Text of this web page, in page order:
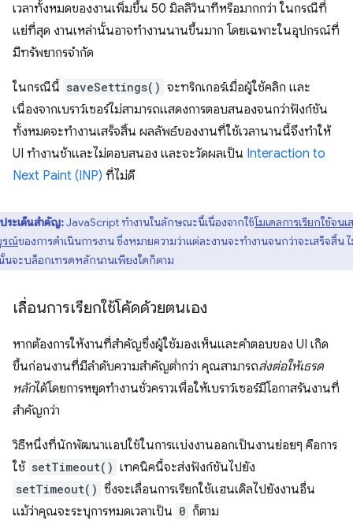
เวลาทั้งหมดของงานเพิ่มขึ้น 50 มิลลิวินาทีหรือมากกว่า ในกรณีที่
แย่ที่สุด งานเหล่านั้นอาจทำงานนานขึ้นมาก โดยเฉพาะในอุปกรณ์ที่
มีทรัพยากรจำกัด
ในกรณีนี้ saveSettings() จะทริกเกอร์เมื่อผู้ใช้คลิก และ
เนื่องจากเบราว์เซอร์ไม่สามารถแสดงการตอบสนองจนกว่าฟังก์ชัน
ทั้งหมดจะทำงานเสร็จสิ้น ผลลัพธ์ของงานที่ใช้เวลานานนี้จึงทำให้
UI ทำงานช้าและไม่ตอบสนอง และจะวัดผลเป็น Interaction to
Next Paint (INP) ที่ไม่ดี
ประเด็นสำคัญ:JavaScript ทำงานในลักษณะนี้เนื่องจากใช้โมเดลการเรียกใช้จนเ
รณ์ของการดำเนินการงาน ซึ่งหมายความว่าแต่ละงานจะทำงานจนกว่าจะเสร็จสิ้น ไ
นจะบล็อกเทรดหลักนานเพียงใดก็ตาม
เลื่อนการเรียกใช้โค้ดด้วยตนเอง
หากต้องการให้งานที่สำคัญซึ่งผู้ใช้มองเห็นและคำตอบของ UI เกิด
ขึ้นก่อนงานที่มีลำดับความสำคัญต่ำกว่า คุณสามารถส่งต่อให้เธรด
หลักได้โดยการหยุดทำงานชั่วคราวเพื่อให้เบราว์เซอร์มีโอกาสรันงานที่
สำคัญกว่า
วิธีหนึ่งที่นักพัฒนาแอปใช้ในการแบ่งงานออกเป็นงานย่อยๆ คือการ
ใช้ setTimeout() เทคนิคนี้จะส่งฟังก์ชันไปยัง
setTimeout() ซึ่งจะเลื่อนการเรียกใช้แฮนเดิลไปยังงานอื่น
แม้ว่าคุณจะระบุการหมดเวลาเป็น 0 ก็ตาม